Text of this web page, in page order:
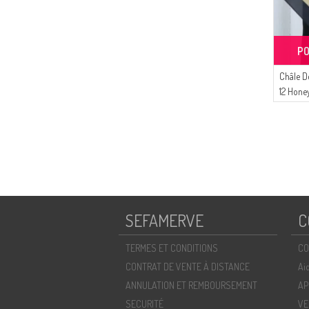
Châle
12
SEFAMERVE
TERMES ET CONDITIONS
CONTRAT DE VENTE À DISTANCE
ANNULATION ET REMBOURSEMENT
SECURITÉ